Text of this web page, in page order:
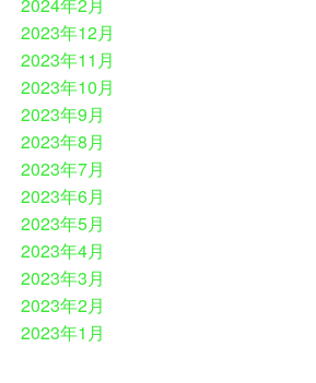
2024年2月
2023年12月
2023年11月
2023年10月
2023年9月
2023年8月
2023年7月
2023年6月
2023年5月
2023年4月
2023年3月
2023年2月
2023年1月